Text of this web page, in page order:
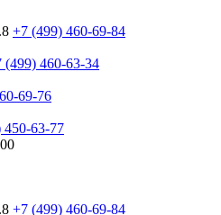
+7 (499) 460-69-84
(499) 460-63-34
69-76
450-63-77
+7 (499) 460-69-84